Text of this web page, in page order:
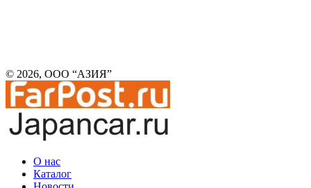
© 2026, ООО “АЗИЯ”
О нас
Каталог